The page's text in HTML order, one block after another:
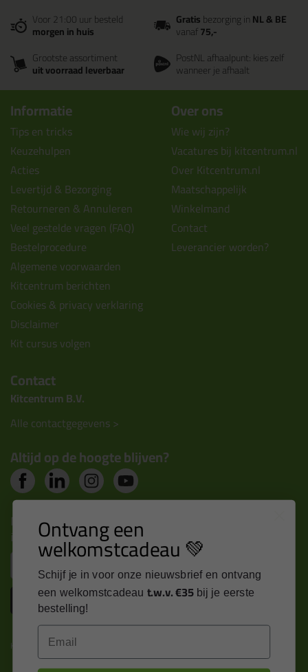
Voor 21:00 uur besteld
morgen in huis
Gratisbezorging inNL & BE
vanaf75,-
Grootste assortiment
uit voorraad leverbaar
PostNL afhaalpunt: kies zelf
wanneer je afhaalt
Informatie
Tips en tricks
Keuzehulpen
Acties
Levertijd & Bezorging
Retourneren & Annuleren
Veel gestelde vragen (FAQ)
Bestelprocedure
Algemene voorwaarden
Kitcentrum berichten
Cookies & privacy verklaring
Disclaimer
Kit cursus volgen
Over ons
Wie wij zijn?
Vacatures bij kitcentrum.nl
Over Kitcentrum.nl
Maatschappelijk
Winkelmand
Contact
Leverancier worden?
Contact
Kitcentrum B.V.
Alle contactgegevens >
Altijd op de hoogte blijven?
Nieuws, tips en exclusieve deals rechtstreeks in je
inbox
Inschrijven
Kitcentrum is trots op:
Ontvang een
welkomstcadeau 💚
Schijf je in voor onze nieuwsbrief en ontvang
een welkomstcadeau t.w.v. €35 bij je eerste
bestelling!
Email